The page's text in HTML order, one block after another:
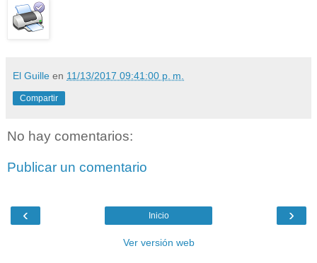
El Guille en 11/13/2017 09:41:00 p. m.
Compartir
No hay comentarios:
Publicar un comentario
‹ ›
Inicio
Ver versión web